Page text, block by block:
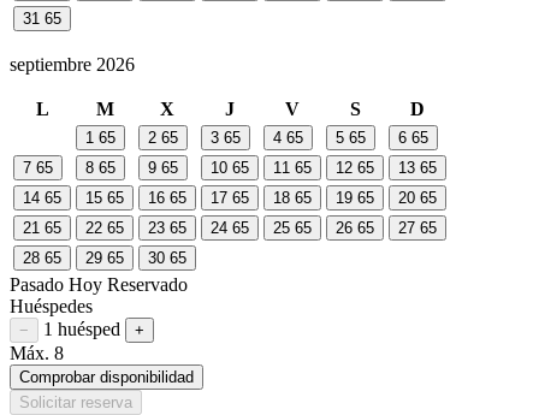
31 65
septiembre 2026
L M X J V S D
1 65 2 65 3 65 4 65 5 65 6 65
7 65 8 65 9 65 10 65 11 65 12 65 13 65
14 65 15 65 16 65 17 65 18 65 19 65 20 65
21 65 22 65 23 65 24 65 25 65 26 65 27 65
28 65 29 65 30 65
Pasado Hoy Reservado
Huéspedes
Restar huésped
− 1 huésped Sumar huésped
+
Máx. 8
Comprobar disponibilidad
Solicitar reserva